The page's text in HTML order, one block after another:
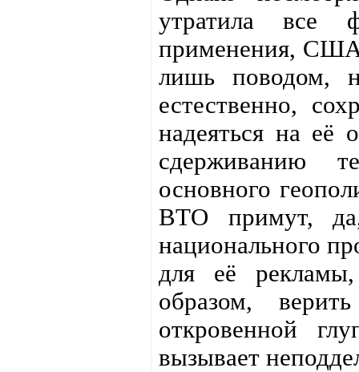
утратила все
применения, США
лишь поводом,
естественно,
надеяться на
сдерживанию
основного
ВТО примут,
национального
для её
образом,
откровенной
вызывает